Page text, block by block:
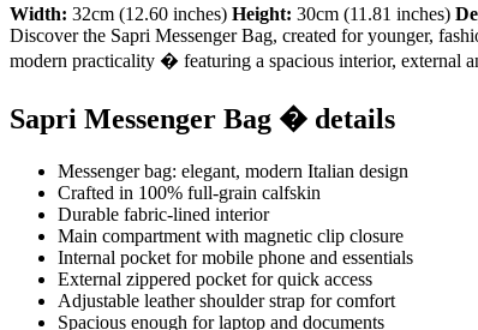
Width: 32cm (12.60 inches) Height: 30cm (11.81 inches)
Discover the Sapri Messenger Bag, created for younger,
modern practicality � featuring a spacious interior, external
Sapri Messenger Bag � details
Messenger bag: elegant, modern Italian design
Crafted in 100% full-grain calfskin
Durable fabric-lined interior
Main compartment with magnetic clip closure
Internal pocket for mobile phone and essentials
External zippered pocket for quick access
Adjustable leather shoulder strap for comfort
Spacious enough for laptop and documents